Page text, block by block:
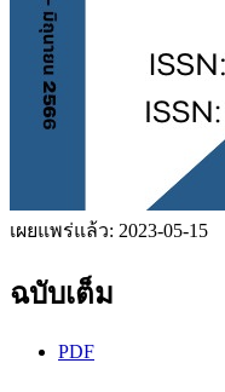
เผยแพร่แล้ว: 2023-05-15
ฉบับเต็ม
PDF